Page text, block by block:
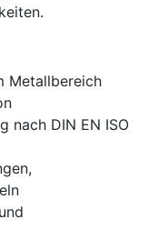
Metallbereich
nach DIN EN ISO